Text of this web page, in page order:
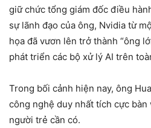
giữ chức tổng giám đốc điều
sự lãnh đạo của ông, Nvidia từ
họa đã vươn lên trở thành “ông
phát triển các bộ xử lý AI trên
Trong bối cảnh hiện nay, ông
công nghệ duy nhất tích cực bàn
người trẻ cần có.